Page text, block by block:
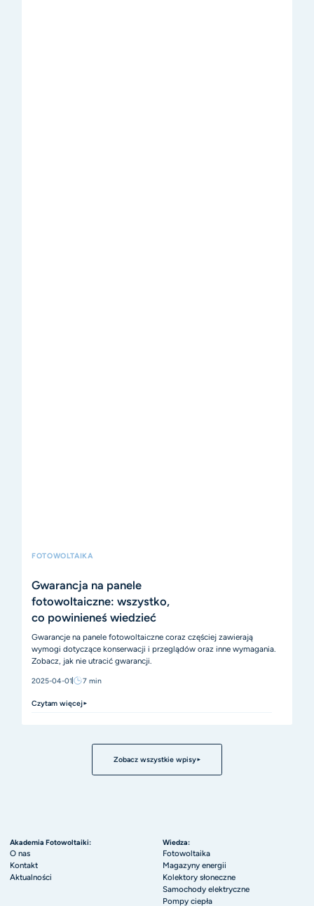
FOTOWOLTAIKA
Gwarancja na panele
fotowoltaiczne: wszystko,
co powinieneś wiedzieć
Gwarancje na panele fotowoltaiczne coraz częściej zawierają
wymogi dotyczące konserwacji i przeglądów oraz inne wymagania.
Zobacz, jak nie utracić gwarancji.
2025-04-01 7 min
Czytam więcej
Zobacz wszystkie wpisy
Akademia Fotowoltaiki:
O nas
Kontakt
Aktualności
Wiedza:
Fotowoltaika
Magazyny energii
Kolektory słoneczne
Samochody elektryczne
Pompy ciepła